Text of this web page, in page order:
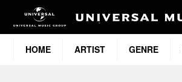
HOME ARTIST GENRE